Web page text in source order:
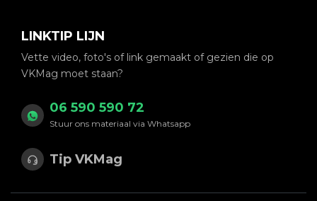
LINKTIP LIJN
Vette video, foto's of link gemaakt of gezien die op
VKMag moet staan?
06 590 590 72
Stuur ons materiaal via Whatsapp
Tip VKMag